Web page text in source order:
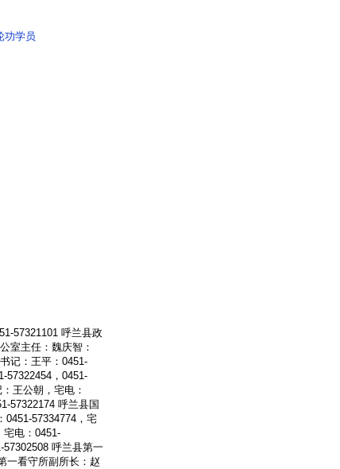
功学员
57321101 呼兰县政
室主任：魏庆智：
记：王平：0451-
57322454，0451-
王公朝，宅电：
57322174 呼兰县国
0451-57334774，宅
宅电：0451-
57302508 呼兰县第一
一看守所副所长：赵